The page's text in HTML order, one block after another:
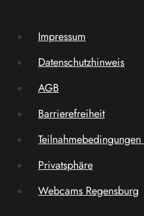
Impressum
Datenschutzhinweis
AGB
Barrierefreiheit
Privatsphäre
Webcams Regensburg